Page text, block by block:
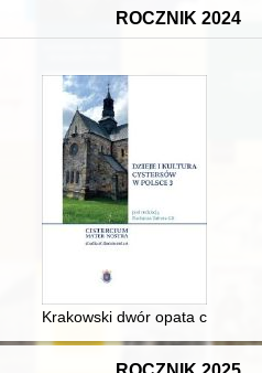
ROCZNIK 2024
cadyku rodem z Włoszczowy
Krakowski dwór opata